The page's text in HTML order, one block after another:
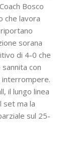
Bosco
che lavora
sorana
di 4-0 che
con
interrompere.
il lungo linea
set ma la
sul 25-